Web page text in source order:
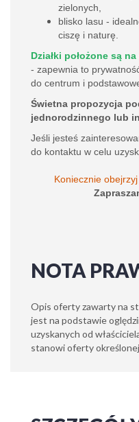
zielonych,
blisko lasu -
ciszę i naturę.
Działki położone są
- zapewnia to
do centrum i
Świetna propozycja
jednorodzinnego lub
Jeśli jesteś
do kontaktu w celu
Koniecznie
NOTA
Opis oferty zawarty na
jest na podstawie
uzyskanych od
stanowi oferty